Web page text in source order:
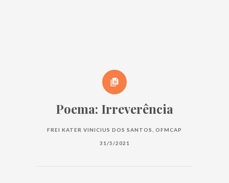
Poema: Irreverência
FREI KATER VINICIUS DOS SANTOS, OFMCAP
31/5/2021